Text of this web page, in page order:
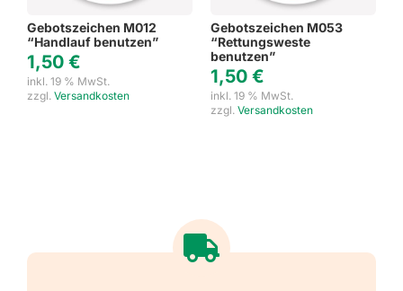
Gebotszeichen M012
“Handlauf benutzen”
1,50 €
inkl. 19 % MwSt.
zzgl. Versandkosten
Gebotszeichen M053
“Rettungsweste
benutzen”
1,50 €
inkl. 19 % MwSt.
zzgl. Versandkosten